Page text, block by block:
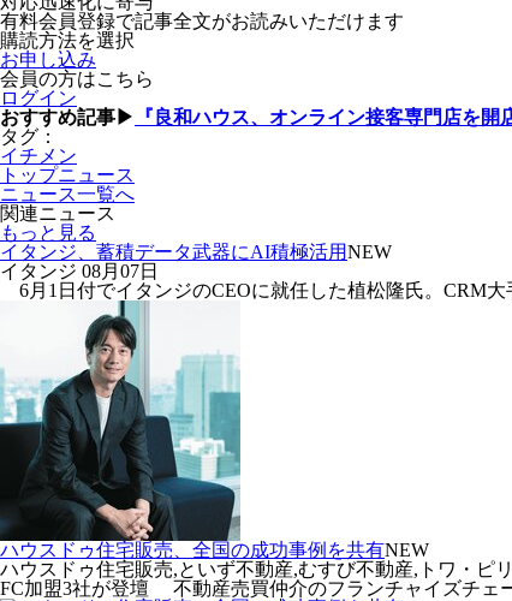
有料会員登録で記事全文がお読みいただけます
購読方法を選択
お申し込み
会員の方はこちら
ログイン
おすすめ記事▶
『良和ハウス、オンライン接客専門店を開
タグ：
イチメン
トップニュース
ニュース一覧へ
関連ニュース
もっと見る
イタンジ、蓄積データ武器にAI積極活用NEW
イタンジ 08月07日
6月1日付でイタンジのCEOに就任した植松隆氏。CRM
ハウスドゥ住宅販売、全国の成功事例を共有NEW
ハウスドゥ住宅販売,といず不動産,むすび不動産,トワ・ピ
FC加盟3社が登壇 不動産売買仲介のフランチャイズチェ